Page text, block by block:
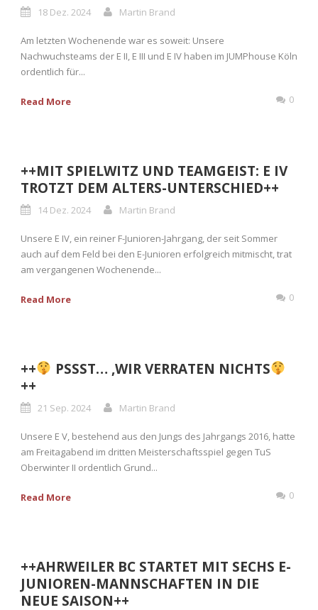
18 Dez. 2024 Martin Brand
Am letzten Wochenende war es soweit: Unsere
Nachwuchsteams der E II, E III und E IV haben im JUMPhouse Köln
ordentlich für...
Read More 0
++MIT SPIELWITZ UND TEAMGEIST: E IV
TROTZT DEM ALTERS-UNTERSCHIED++
14 Dez. 2024 Martin Brand
Unsere E IV, ein reiner F-Junioren-Jahrgang, der seit Sommer
auch auf dem Feld bei den E-Junioren erfolgreich mitmischt, trat
am vergangenen Wochenende...
Read More 0
++
PSSST… ,WIR VERRATEN NICHTS
++
21 Sep. 2024 Martin Brand
Unsere E V, bestehend aus den Jungs des Jahrgangs 2016, hatte
am Freitagabend im dritten Meisterschaftsspiel gegen TuS
Oberwinter II ordentlich Grund...
Read More 0
++AHRWEILER BC STARTET MIT SECHS E-
JUNIOREN-MANNSCHAFTEN IN DIE
NEUE SAISON++